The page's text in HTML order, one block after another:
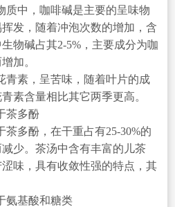
质中，咖啡碱是主要的呈味物
发，随着冲泡次数的增加，含
物碱占其2-5%，主要成分为咖
加。
青素，呈苦味，随着叶片的成
素含量相比其它两季更高。
茶多酚
茶多酚，在干重占有25-30%的
少。茶汤中含有丰富的儿茶
味，具有收敛性强的特点，其
氨基酸和糖类